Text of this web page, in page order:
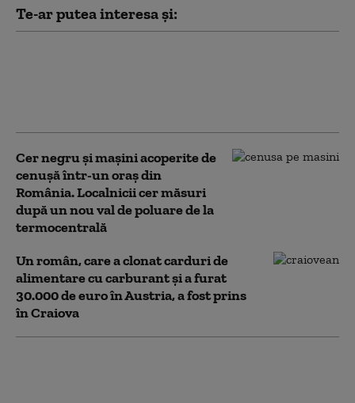
Te-ar putea interesa și:
Cer negru și mașini acoperite de
cenușă într-un oraș din
România. Localnicii cer măsuri
după un nou val de poluare de la
termocentrală
Un român, care a clonat carduri de
alimentare cu carburant și a furat
30.000 de euro în Austria, a fost prins
în Craiova